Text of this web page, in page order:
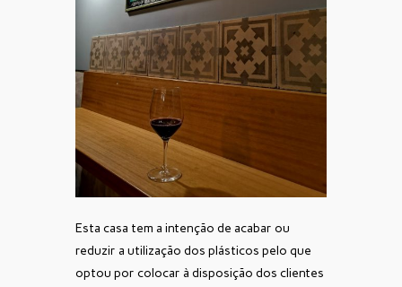
Esta casa tem a intenção de acabar ou
reduzir a utilização dos plásticos pelo que
optou por colocar à disposição dos clientes